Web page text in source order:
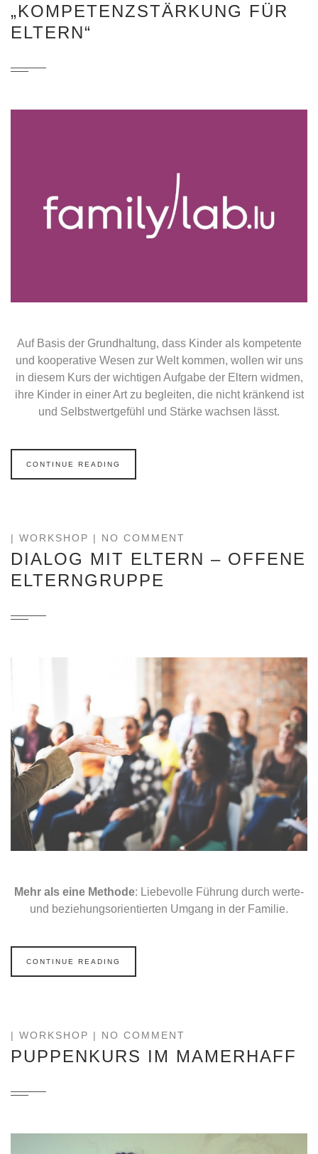
„KOMPETENZSTÄRKUNG FÜR
ELTERN“
Auf Basis der Grundhaltung, dass Kinder als kompetente
und kooperative Wesen zur Welt kommen, wollen wir uns
in diesem Kurs der wichtigen Aufgabe der Eltern widmen,
ihre Kinder in einer Art zu begleiten, die nicht kränkend ist
und Selbstwertgefühl und Stärke wachsen lässt.
CONTINUE READING
| WORKSHOP | NO COMMENT
DIALOG MIT ELTERN – OFFENE
ELTERNGRUPPE
Mehr als eine Methode: Liebevolle Führung durch werte-
und beziehungsorientierten Umgang in der Familie.
CONTINUE READING
| WORKSHOP | NO COMMENT
PUPPENKURS IM MAMERHAFF